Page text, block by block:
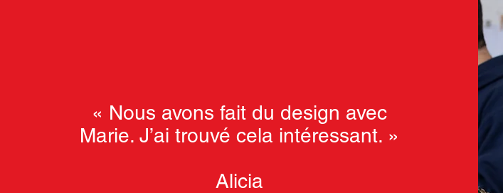
« Nous avons fait du design avec
Marie. J’ai trouvé cela intéressant. »
Alicia